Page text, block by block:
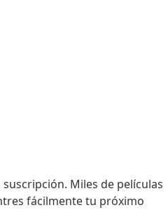
suscripción. Miles de películas
fácilmente tu próximo